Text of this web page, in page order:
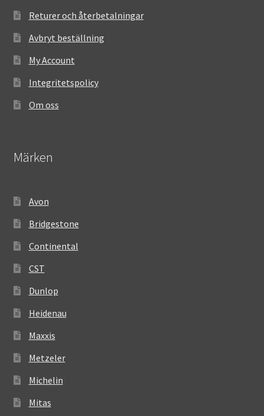
Returer och återbetalningar
Avbryt beställning
My Account
Integritetspolicy
Om oss
Märken
Avon
Bridgestone
Continental
CST
Dunlop
Heidenau
Maxxis
Metzeler
Michelin
Mitas